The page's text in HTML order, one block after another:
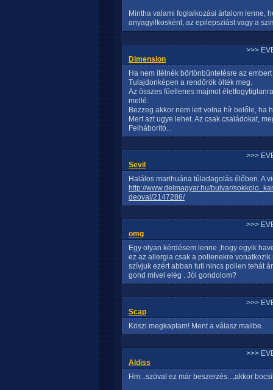
Mintha valami foglalkozási ártalom lenne,
anyagyilkosként, az epilepsziást vagy a
>>>
Dimension
Ha nem ítélnék börtönbüntetésre az
Tulajdonképen a rendőrök ölték meg.
Az összes fűellenes majmot
mellé.
Bezzeg akkor nem lett volna hír belőle, ha
Mert azt ugye lehet. Az csak családokat,
Felháborító...
>>>
Sevil
Halálos marihuána túladagolás élőben. A
http://www.delmagyar.hu/bulvar/
deoval/2147286/
>>>
omg
Egy olyan kérdésem lenne ,hogy egyik
ez az allergia csak a pollenekre
szívjuk ezért abban tuti nincs pollen tehát
gond mivel elég . Jól gondolom?
>>>
Scap
Köszi megkaptam! Ment a válasz mailbe.
>>>
Aldiss
Hm...szóval ez már beszerzés...,akkor